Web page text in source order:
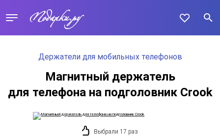
Держатели для мобильных телефонов
Магнитный держатель
для телефона на подголовник Crook
Выбрали 17 раз